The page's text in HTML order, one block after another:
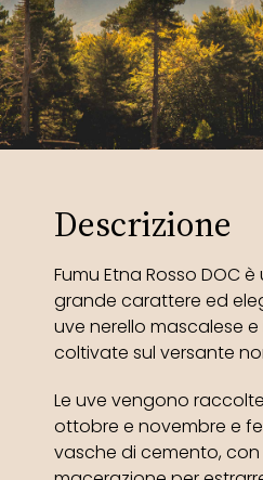
Descrizione
Fumu Etna Rosso DOC
grande carattere ed
uve nerello mascalese
coltivate sul versante
Le uve vengono
ottobre e novembre e
vasche di cemento,